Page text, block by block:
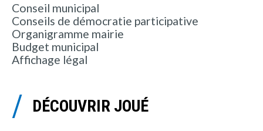
Conseil municipal
Conseils de démocratie participative
Organigramme mairie
Budget municipal
Affichage légal
DÉCOUVRIR JOUÉ